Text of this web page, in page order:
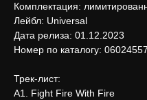
Комплектация:
Лейбл: Universal
Дата релиза: 01.12.2023
Номер по каталогу:
Трек-лист:
А1. Fight Fire With Fire